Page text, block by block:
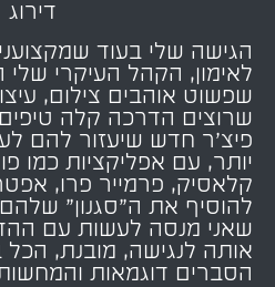
דירוג
הגישה שלי בעוד
לאימון, הקהל העיקרי שלי
שפשוט אוהבים צילום,
שרוצים הדרכה קלה טיפים
פיצ’ר חדש שיעזור להם
יותר, עם אפליקציות כמו
קלאסיק, פרמייר פרו,
להוסיף את ה”סגנון”
שאני מנסה לעשות עם
אותה לנגישה, מובנת,
הסברים דוגמאות